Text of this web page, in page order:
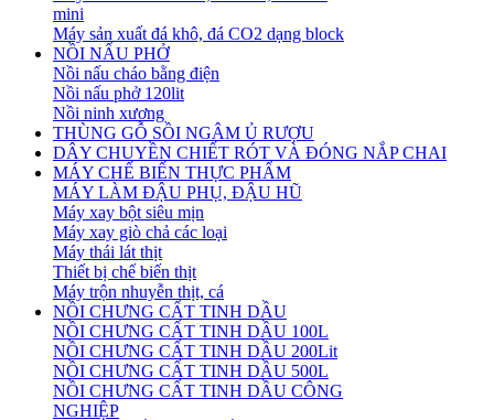
mini
Máy sản xuất đá khô, đá CO2 dạng block
NỒI NẤU PHỞ
Nồi nấu cháo bằng điện
Nồi nấu phở 120lit
Nồi ninh xương
THÙNG GỖ SỒI NGÂM Ủ RƯỢU
DÂY CHUYỀN CHIẾT RÓT VÀ ĐÓNG NẮP CHAI
MÁY CHẾ BIẾN THỰC PHẨM
MÁY LÀM ĐẬU PHỤ, ĐẬU HŨ
Máy xay bột siêu mịn
Máy xay giò chả các loại
Máy thái lát thịt
Thiết bị chế biến thịt
Máy trộn nhuyễn thịt, cá
NỒI CHƯNG CẤT TINH DẦU
NỒI CHƯNG CẤT TINH DẦU 100L
NỒI CHƯNG CẤT TINH DẦU 200Lit
NỒI CHƯNG CẤT TINH DẦU 500L
NỒI CHƯNG CẤT TINH DẦU CÔNG
NGHIỆP